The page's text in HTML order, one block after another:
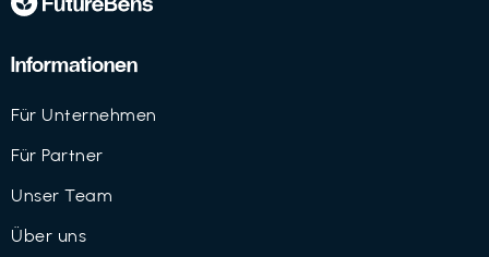
Informationen
Für Unternehmen
Für Partner
Unser Team
Über uns